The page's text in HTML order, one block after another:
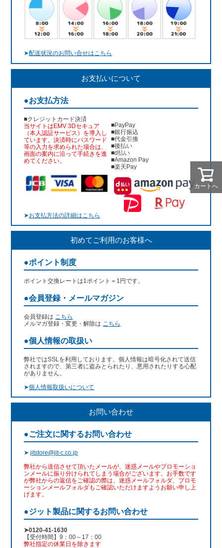
カートへ
➤配送状況のお問い合せはこちら
お支払いについて
●お支払方法
■クレジットカード決済
当サイトはEMV 3Dセキュア
（本人認証サービス）を導入し
ています。決済時にパスワード
等の入力を求められた場合は、
画面の案内に沿って手続きを進
めてください。
■PayPay
■銀行振込
■代金引換
■後払い
■d払い
■Amazon Pay
■楽天Pay
➤お支払方法の詳細はこちら
初めてご利用のお客様へ
●ポイント制度
ポイント交換レートは1ポイント＝1円です。
●会員登録・メールマガジン
会員登録は こちら
メルマガ登録・変更・解除は こちら
●個人情報の取扱い
弊社ではSSLを利用しております。個人情報は暗号化されて送信
されますので、第三者に盗みとられたり、悪用されたりする心配
がありません。
➤個人情報取扱いについて
お問い合わせ
●ご注文に関するお問い合わせ
➤jitstore@jit-c.co.jp
弊社から送信させて頂いたメールが、迷惑メールやプロモーショ
ンメールに振り分けられてしまう場合がございます。お手数です
が弊社からの返信をご確認の際は、迷惑メールフォルダ、プロモ
ーションメールフォルダもご確認いただけますようお願い申し上
げます。
●ジット製品に関するお問い合わせ
➤0120-41-1630
【受付時間】9：00～17：00
弊社指定の休業日を除きます